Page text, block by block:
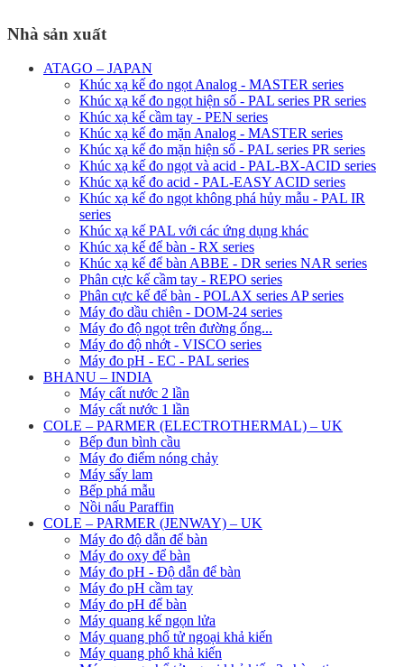
Nhà sản xuất
ATAGO – JAPAN
Khúc xạ kế đo ngọt Analog - MASTER series
Khúc xạ kế đo ngọt hiện số - PAL series PR series
Khúc xạ kế cầm tay - PEN series
Khúc xạ kế đo mặn Analog - MASTER series
Khúc xạ kế đo mặn hiện số - PAL series PR series
Khúc xạ kế đo ngọt và acid - PAL-BX-ACID series
Khúc xạ kế đo acid - PAL-EASY ACID series
Khúc xạ kế đo ngọt không phá hủy mẫu - PAL IR
series
Khúc xạ kế PAL với các ứng dụng khác
Khúc xạ kế để bàn - RX series
Khúc xạ kế để bàn ABBE - DR series NAR series
Phân cực kế cầm tay - REPO series
Phân cực kế để bàn - POLAX series AP series
Máy đo dầu chiên - DOM-24 series
Máy đo độ ngọt trên đường ống...
Máy đo độ nhớt - VISCO series
Máy đo pH - EC - PAL series
BHANU – INDIA
Máy cất nước 2 lần
Máy cất nước 1 lần
COLE – PARMER (ELECTROTHERMAL) – UK
Bếp đun bình cầu
Máy đo điểm nóng chảy
Máy sấy lam
Bếp phá mẫu
Nồi nấu Paraffin
COLE – PARMER (JENWAY) – UK
Máy đo độ dẫn để bàn
Máy đo oxy để bàn
Máy đo pH - Độ dẫn để bàn
Máy đo pH cầm tay
Máy đo pH để bàn
Máy quang kế ngọn lửa
Máy quang phổ tử ngoại khả kiến
Máy quang phổ khả kiến